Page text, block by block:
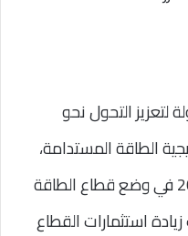
التحول نحو
الطاقة المستدامة،
حيث بدأت الحكومة منذ عام 2015 في وضع قطاع الطاقة
استثمارات القطاع